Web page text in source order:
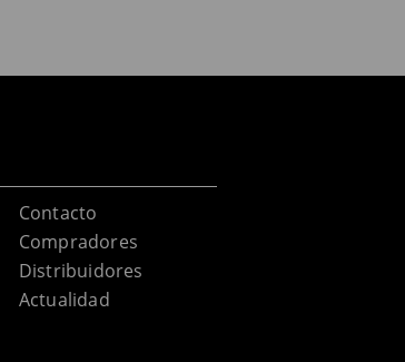
Contacto
Compradores
Distribuidores
Actualidad